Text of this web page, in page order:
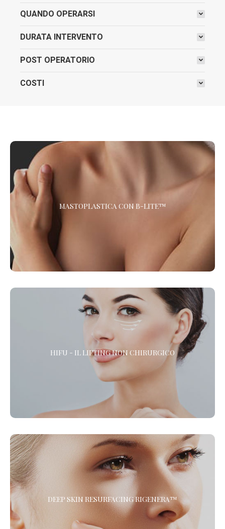
QUANDO OPERARSI
DURATA INTERVENTO
POST OPERATORIO
COSTI
MASTOPLASTICA CON B-LITE™
Scopri la Mastoplastica con le protesi più leggere e innovative
al Mondo. Oltre il 30% più leggere rispetto alle protesi
HIFU - IL LIFTING NON CHIRURGICO
HIFU - IL LIFTING NON CHIRURGICO
HIFU (High Intensity Focused Ultrasound) è l’alternativa alla
chirurgia estetica per gli interventi di lifting del viso, la riduzione
delle rughe e il rassodamento del corpo. *
DEEP SKIN RESURFACING RIGENERA™
DEEP SKIN RESURFACING RIGENERA™
Il Trattamento di Medicina Rigenerativa combinato di
Microdermoabrasione e Protocollo Rigenera™ per ringiovanire il
viso, ridare tono ed elasticità a collo e décolleté, migliorare la
cute delle mani ed eliminare gli inestetismi dovuti